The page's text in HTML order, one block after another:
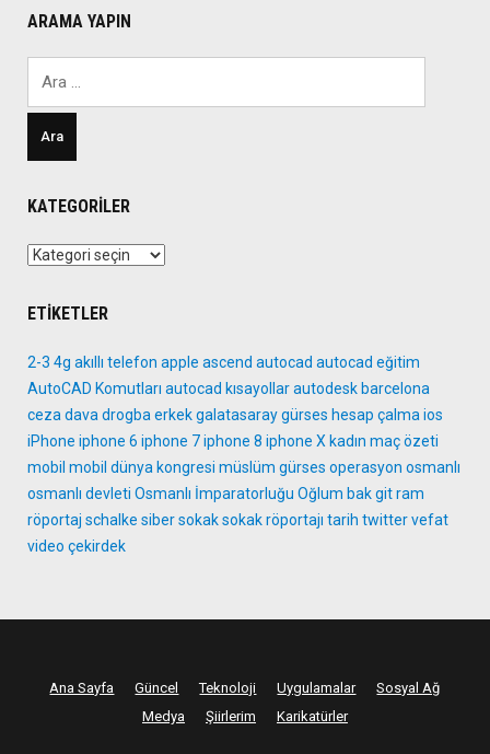
ARAMA YAPIN
KATEGORILER
Kategoriler
ETIKETLER
2-3 4g akıllı telefon apple ascend autocad autocad eğitim
AutoCAD Komutları autocad kısayollarautodesk barcelona
ceza dava drogba erkekgalatasaraygürses hesap çalma ios
iPhone iphone 6 iphone 7iphone 8 iphone X kadın maç özeti
mobil mobil dünya kongresi müslüm gürses operasyon osmanlı
osmanlı devleti Osmanlı İmparatorluğu Oğlum bak gitram
röportaj schalke sibersokaksokak röportajı tarih twittervefat
video çekirdek
Ana Sayfa Güncel Teknoloji Uygulamalar
Sosyal Ağ
Medya
Şiirlerim Karikatürler